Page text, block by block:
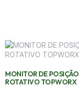
MONITOR DE POSIÇÃO
ROTATIVO TOPWORX